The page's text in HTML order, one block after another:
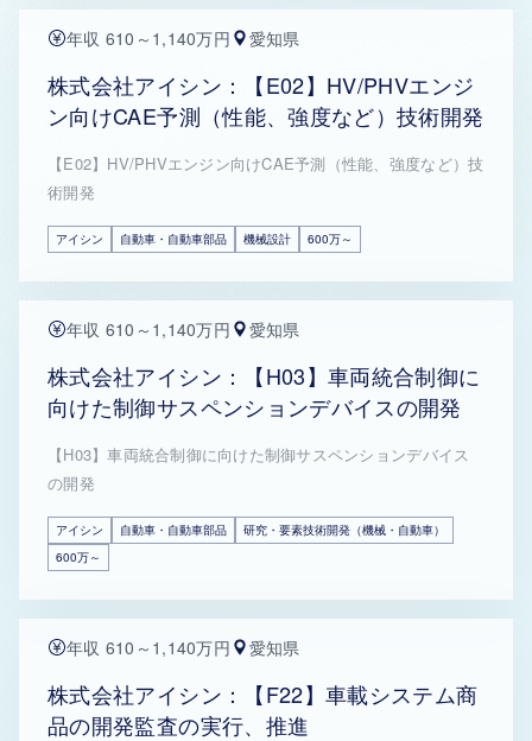
年収 610～1,140万円 愛知県
株式会社アイシン：【E02】HV/PHVエンジ
ン向けCAE予測（性能、強度など）技術開発
【E02】HV/PHVエンジン向けCAE予測（性能、強度など）技
術開発
アイシン 自動車・自動車部品 機械設計 600万～
年収 610～1,140万円 愛知県
株式会社アイシン：【H03】車両統合制御に
向けた制御サスペンションデバイスの開発
【H03】車両統合制御に向けた制御サスペンションデバイス
の開発
アイシン 自動車・自動車部品
研究・要素技術開発（機械・自動車）
600万～
年収 610～1,140万円 愛知県
株式会社アイシン：【F22】車載システム商
品の開発監査の実行、推進